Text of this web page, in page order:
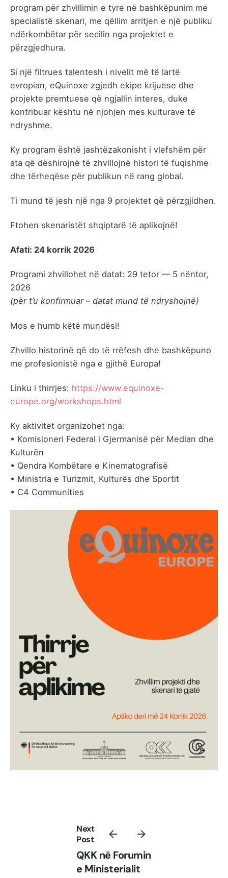
program për zhvillimin e tyre në bashkëpunim me
specialistë skenari, me qëllim arritjen e një publiku
ndërkombëtar për secilin nga projektet e
përzgjedhura.
Si një filtrues talentesh i nivelit më të lartë
evropian, eQuinoxe zgjedh ekipe krijuese dhe
projekte premtuese që ngjallin interes, duke
kontribuar kështu në njohjen mes kulturave të
ndryshme.
Ky program është jashtëzakonisht i vlefshëm për
ata që dëshirojnë të zhvillojnë histori të fuqishme
dhe tërheqëse për publikun në rang global.
Ti mund të jesh një nga 9 projektet që përzgjidhen.
Ftohen skenaristët shqiptarë të aplikojnë!
Afati: 24 korrik 2026
Programi zhvillohet në datat: 29 tetor — 5 nëntor,
2026
(për t’u konfirmuar – datat mund të ndryshojnë)
Mos e humb këtë mundësi!
Zhvillo historinë që do të rrëfesh dhe bashkëpuno
me profesionistë nga e gjithë Europa!
Linku i thirrjes: https://www.equinoxe-
europe.org/workshops.html
Ky aktivitet organizohet nga:
• Komisioneri Federal i Gjermanisë për Median dhe
Kulturën
• Qendra Kombëtare e Kinematografisë
• Ministria e Turizmit, Kulturës dhe Sportit
• C4 Communities
Next
Post
QKK në Forumin
e Ministerialit